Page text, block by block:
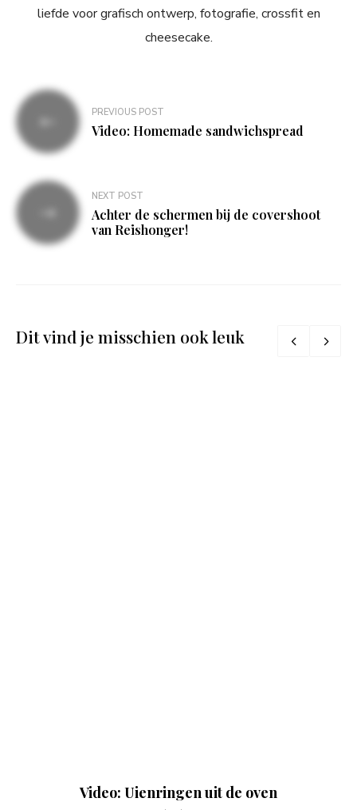
liefde voor grafisch ontwerp, fotografie, crossfit en
cheesecake.
Bericht
navigatie
PREVIOUS POST
Video: Homemade sandwichspread
NEXT POST
Achter de schermen bij de covershoot
van Reishonger!
Dit vind je misschien ook leuk
Video: Uienringen uit de oven